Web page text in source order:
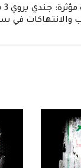
والانتهاكات في